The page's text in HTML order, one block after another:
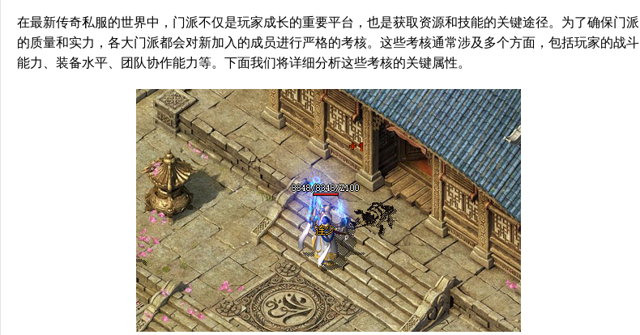
在最新传奇私服的世界中，门派不仅是玩家成长的重要平台，也是获取资源和技能的关键途径。为了确保门派
的质量和实力，各大门派都会对新加入的成员进行严格的考核。这些考核通常涉及多个方面，包括玩家的战斗
能力、装备水平、团队协作能力等。下面我们将详细分析这些考核的关键属性。